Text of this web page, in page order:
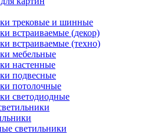
трековые и шинные
встраиваемые (декор)
встраиваемые (техно)
мебельные
настенные
подвесные
потолочные
светодиодные
светильники